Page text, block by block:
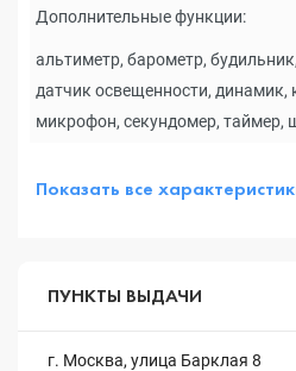
Дополнительные функции:
альтиметр, барометр,
датчик освещенности, динамик,
микрофон, секундомер, таймер,
Показать все
ПУНКТЫ ВЫДАЧИ
г. Москва, улица Барклая 8